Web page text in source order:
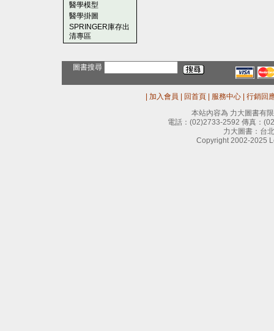
醫學模型
醫學掛圖
SPRINGER庫存出
清專區
圖書搜尋
加入會員 回首頁 服務中心
行銷回
本站內容為 力大圖書有
電話： (02)2733-2592 傳真：
力大圖書：台
Copyright 2002-2025